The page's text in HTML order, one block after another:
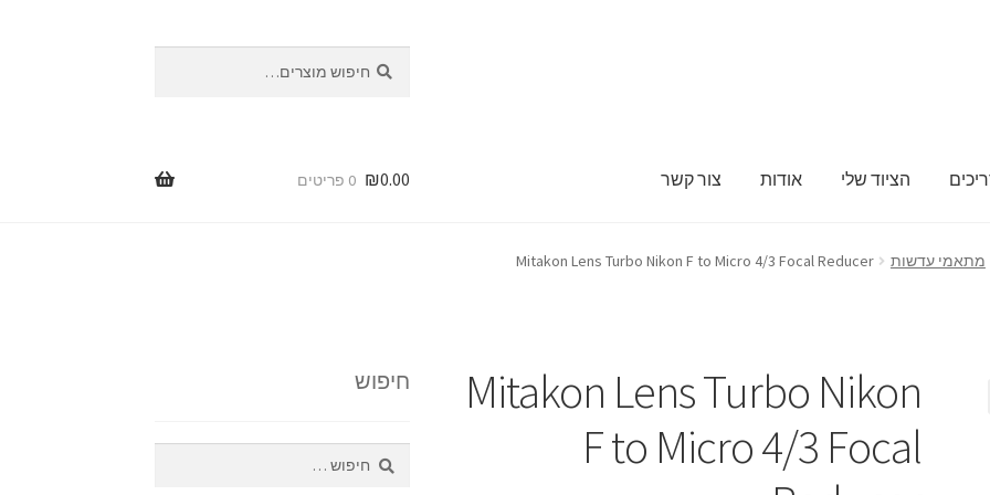
עבור:
הציוד שלי אודות צור קשר
החשבון שלי הליכון ירוק מתקפל לצילומים להשכרה יומית
שידור וידאו חי באינטרנט תשלום
₪0.00 0 פריטים
מתאמי עדשות Mitakon Lens Turbo Nikon F to Micro 4/3 Focal Reducer
Mitakon Lens Turbo Nikon
F to Micro 4/3 Focal
חיפוש
חיפוש: